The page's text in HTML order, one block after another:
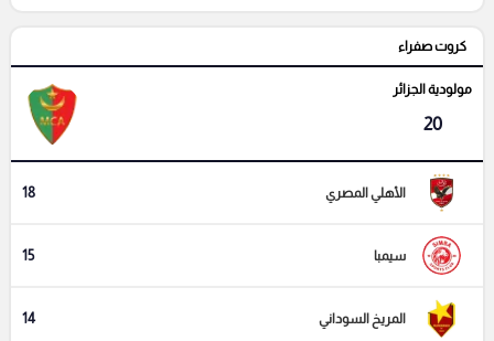
كروت صفراء
مولودية الجزائر
20
الأهلي المصري 18
سيمبا 15
المريخ السوداني 14